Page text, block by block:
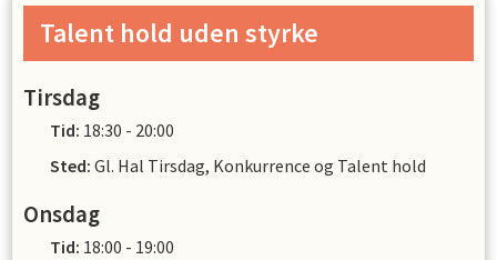
Talent hold uden styrke
Tirsdag
Tid: 18:30 - 20:00
Sted: Gl. Hal Tirsdag, Konkurrence og Talent hold
Onsdag
Tid: 18:00 - 19:00